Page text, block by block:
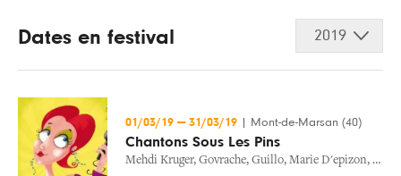
Dates en festival 2019
01/03/19 — 31/03/19 Mont-de-Marsan (40)
Chantons Sous Les Pins
Mehdi Kruger, Govrache, Guillo, Marie D'epizon,